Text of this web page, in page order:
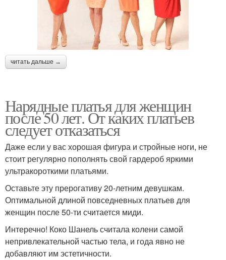
читать дальше →
Нарядные платья для женщин
после 50 лет. От каких платьев
следует отказаться
Даже если у вас хорошая фигура и стройные ноги, не
стоит регулярно пополнять свой гардероб яркими
ультракороткими платьями.
Оставьте эту прерогативу 20-летним девушкам.
Оптимальной длиной повседневных платьев для
женщин после 50-ти считается миди.
Интеречно! Коко Шанель считала колени самой
непривлекательной частью тела, и года явно не
добавляют им эстетичности.